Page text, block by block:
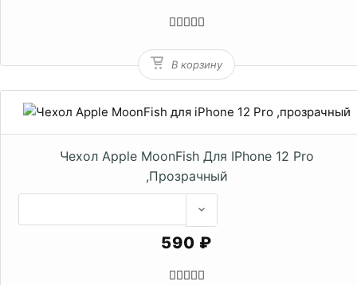
В корзину
Чехол Apple MoonFish Для IPhone 12 Pro
,прозрачный
590 ₽